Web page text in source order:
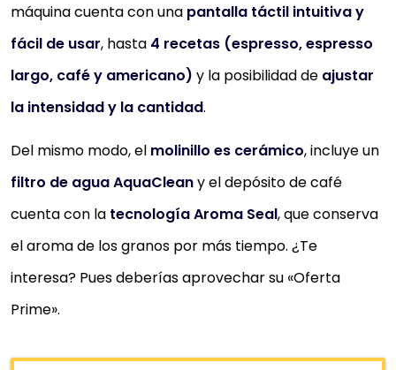
299,99 €
máquina cuenta con una pantalla táctil intuitiva y
fácil de usar, hasta 4 recetas (espresso, espresso
largo, café y americano) y la posibilidad de ajustar
la intensidad y la cantidad.
Del mismo modo, el molinillo es cerámico, incluye un
filtro de agua AquaCleany el depósito de café
cuenta con la tecnología Aroma Seal, que conserva
el aroma de los granos por más tiempo. ¿Te
interesa? Pues deberías aprovechar su «Oferta
Prime».